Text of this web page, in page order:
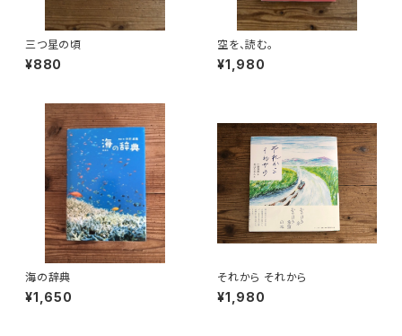
三つ星の頃
¥880
空を、読む。
¥1,980
海の辞典
¥1,650
それから それから
¥1,980